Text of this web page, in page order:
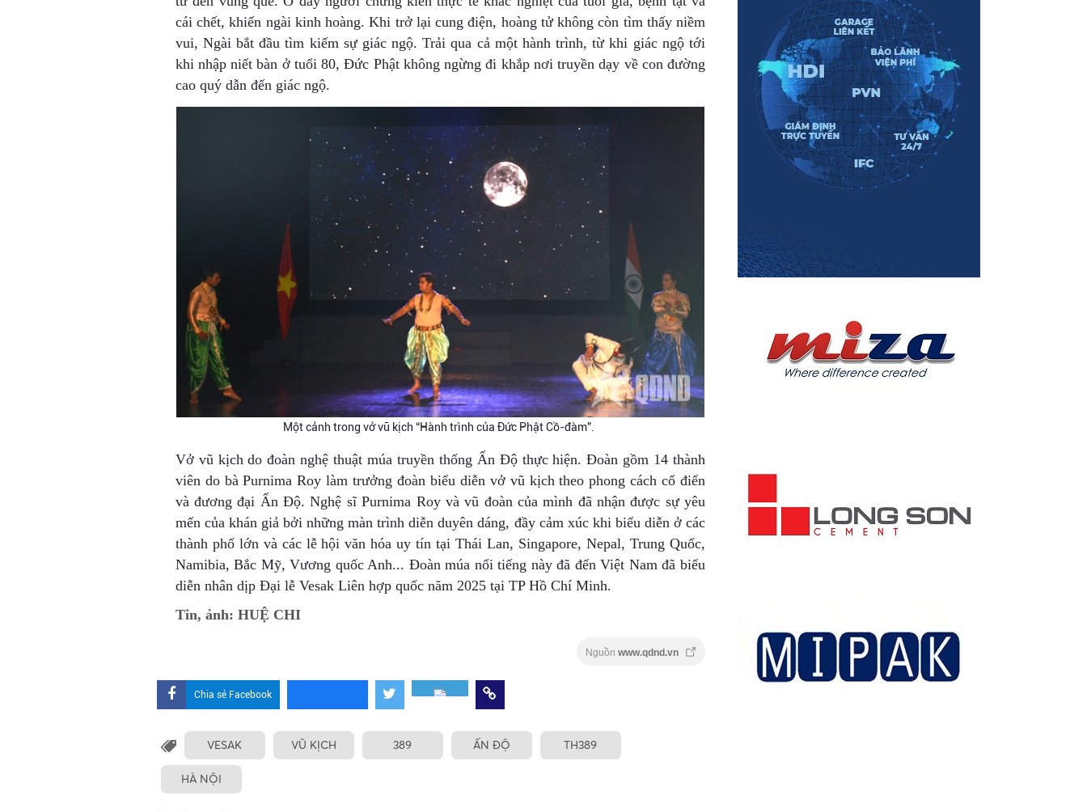
cái chết, khiến ngài kinh hoàng. Khi trở lại cung điện, hoàng tử không còn tìm thấy niềm
vui, Ngài bắt đầu tìm kiếm sự giác ngộ. Trải qua cả một hành trình, từ khi giác ngộ tới
khi nhập niết bàn ở tuổi 80, Đức Phật không ngừng đi khắp nơi truyền dạy về con đường
cao quý dẫn đến giác ngộ.
Một cảnh trong vở vũ kịch “Hành trình của Đức Phật Cồ-đàm”.
Vở vũ kịch do đoàn nghệ thuật múa truyền thống Ấn Độ thực hiện. Đoàn gồm 14 thành
viên do bà Purnima Roy làm trưởng đoàn biểu diễn vở vũ kịch theo phong cách cổ điển
và đương đại Ấn Độ. Nghệ sĩ Purnima Roy và vũ đoàn của mình đã nhận được sự yêu
mến của khán giả bởi những màn trình diễn duyên dáng, đầy cảm xúc khi biểu diễn ở các
thành phố lớn và các lễ hội văn hóa uy tín tại Thái Lan, Singapore, Nepal, Trung Quốc,
Namibia, Bắc Mỹ, Vương quốc Anh... Đoàn múa nổi tiếng này đã đến Việt Nam đã biểu
diễn nhân dịp Đại lễ Vesak Liên hợp quốc năm 2025 tại TP Hồ Chí Minh.
Tin, ảnh: HUỆ CHI
Nguồn www.qdnd.vn
Chia sẻ Facebook
VESAK VŨ KỊCH 389 ẤN ĐỘ TH389
HÀ NỘI